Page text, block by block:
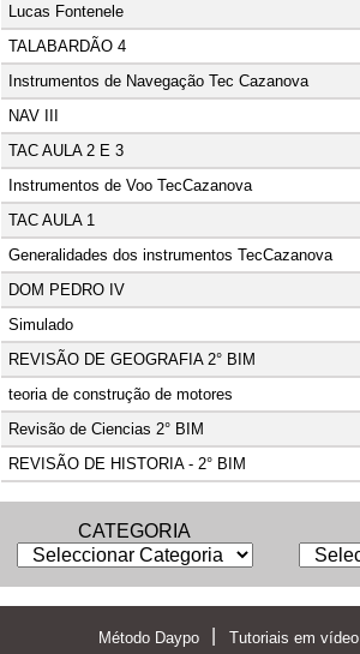
Lucas Fontenele
TALABARDÃO 4
Instrumentos de Navegação Tec Cazanova
NAV III
TAC AULA 2 E 3
Instrumentos de Voo TecCazanova
TAC AULA 1
Generalidades dos instrumentos TecCazanova
DOM PEDRO IV
Simulado
REVISÃO DE GEOGRAFIA 2° BIM
teoria de construção de motores
Revisão de Ciencias 2° BIM
REVISÃO DE HISTORIA - 2° BIM
CATEGORIA
Método Daypo Tutoriais em vídeo